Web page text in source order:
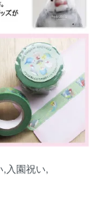
入園祝い,